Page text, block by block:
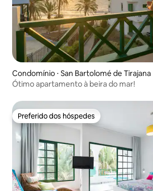
Condomínio ⋅ San Bartolomé de Tirajana
Ótimo apartamento à beira do mar!
Preferido dos hóspedes
Preferido dos hóspedes